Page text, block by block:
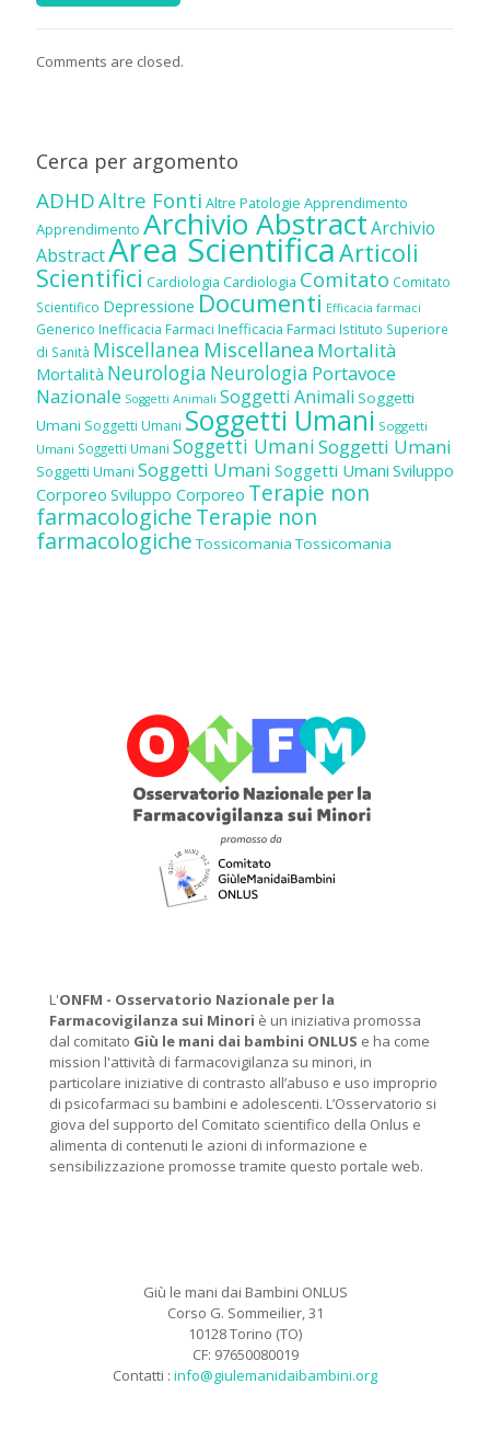
Comments are closed.
Cerca per argomento
ADHDAltre Fonti Altre Patologie Apprendimento
Apprendimento Archivio AbstractArchivio
AbstractArea ScientificaArticoli
Scientifici Cardiologia Cardiologia Comitato Comitato
Scientifico Depressione Documenti Efficacia farmaci
Generico Inefficacia Farmaci Inefficacia Farmaci Istituto Superiore
di Sanità Miscellanea Miscellanea Mortalità
Mortalità Neurologia Neurologia Portavoce
Nazionale Soggetti Animali Soggetti Animali Soggetti
Umani Soggetti Umani Soggetti Umani Soggetti
Umani Soggetti Umani Soggetti UmaniSoggetti Umani
Soggetti Umani Soggetti Umani Soggetti Umani Sviluppo
Corporeo Sviluppo Corporeo Terapie non
farmacologicheTerapie non
farmacologiche Tossicomania Tossicomania
L'ONFM - Osservatorio Nazionale per la
Farmacovigilanza sui Minori è un iniziativa promossa
dal comitato Giù le mani dai bambini ONLUS e ha come
mission l'attività di farmacovigilanza su minori, in
particolare iniziative di contrasto all’abuso e uso improprio
di psicofarmaci su bambini e adolescenti. L’Osservatorio si
giova del supporto del Comitato scientifico della Onlus e
alimenta di contenuti le azioni di informazione e
sensibilizzazione promosse tramite questo portale web.
Giù le mani dai Bambini ONLUS
Corso G. Sommeilier, 31
10128 Torino (TO)
CF: 97650080019
Contatti : info@giulemanidaibambini.org